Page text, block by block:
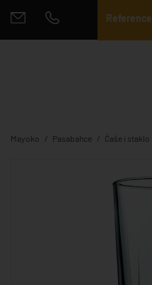
Reference
Mayoko Pasabahce Čaše i staklo